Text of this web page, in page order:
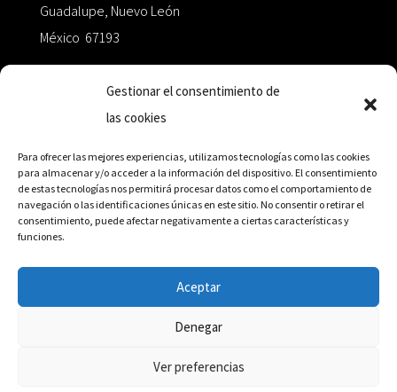
Gestionar el consentimiento de
las cookies
Para ofrecer las mejores experiencias, utilizamos tecnologías como las cookies
para almacenar y/o acceder a la información del dispositivo. El consentimiento
de estas tecnologías nos permitirá procesar datos como el comportamiento de
navegación o las identificaciones únicas en este sitio. No consentir o retirar el
consentimiento, puede afectar negativamente a ciertas características y
funciones.
Aceptar
Denegar
Ver preferencias
Guadalupe, Nuevo León
México 67193
+52 811.499.5638
RED DE DISTRIBUCIÓN
Distribuidores en México y Octaedro internacional